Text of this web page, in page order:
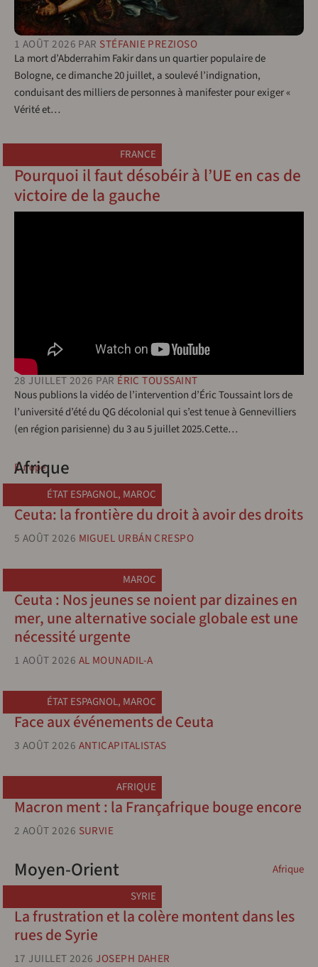
1 AOÛT 2026 PAR STÉFANIE PREZIOSO
La mort d’Abderrahim Fakir dans un quartier populaire de
Bologne, ce dimanche 20 juillet, a soulevé l’indignation,
conduisant des milliers de personnes à manifester pour exiger «
Vérité et…
FRANCE
Pourquoi il faut désobéir à l’UE en cas de
victoire de la gauche
28 JUILLET 2026 PAR ÉRIC TOUSSAINT
Nous publions la vidéo de l’intervention d’Éric Toussaint lors de
l’université d’été du QG décolonial qui s’est tenue à Gennevilliers
(en région parisienne) du 3 au 5 juillet 2025.Cette…
Europe
Afrique
ÉTAT ESPAGNOL, MAROC
Ceuta: la frontière du droit à avoir des droits
5 AOÛT 2026 MIGUEL URBÁN CRESPO
MAROC
Ceuta : Nos jeunes se noient par dizaines en
mer, une alternative sociale globale est une
nécessité urgente
1 AOÛT 2026 AL MOUNADIL-A
ÉTAT ESPAGNOL, MAROC
Face aux événements de Ceuta
3 AOÛT 2026 ANTICAPITALISTAS
AFRIQUE
Macron ment : la Françafrique bouge encore
2 AOÛT 2026 SURVIE
Afrique
Moyen-Orient
SYRIE
La frustration et la colère montent dans les
rues de Syrie
17 JUILLET 2026 JOSEPH DAHER